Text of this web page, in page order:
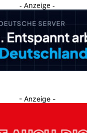
Journal
- Anzeige -
- Anzeige -